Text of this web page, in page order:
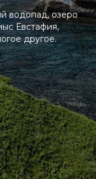
водопад, озеро
Евстафия,
другое.